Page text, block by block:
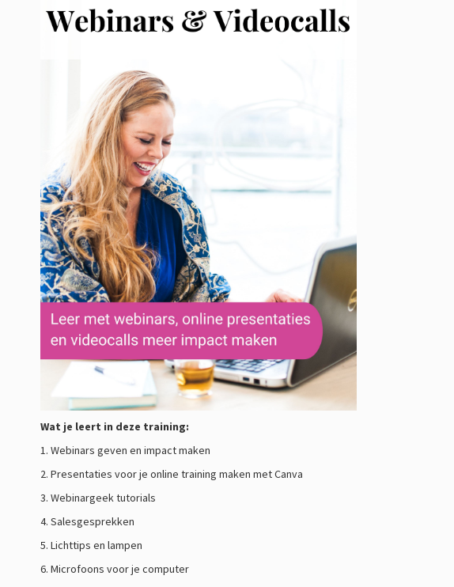
Wat je leert in deze training:
1. Webinars geven en impact maken
2. Presentaties voor je online training maken met Canva
3. Webinargeek tutorials
4. Salesgesprekken
5. Lichttips en lampen
6. Microfoons voor je computer